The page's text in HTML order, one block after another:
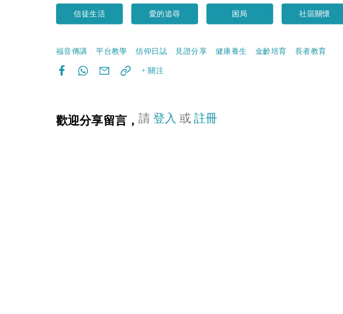
信徒生活 愛的追尋 困局 社區關懷
福音傳講 平台教學 信仰日誌 見證分享 健康養生 金齡培育 長者教育
+ 關注
歡迎分享留言，請登入或註冊